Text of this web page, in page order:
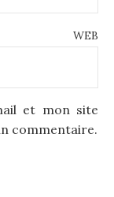
et mon site
commentaire.